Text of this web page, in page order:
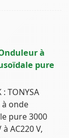
à
pure
: TONYSA
onde
pure 3000
à AC220 V,